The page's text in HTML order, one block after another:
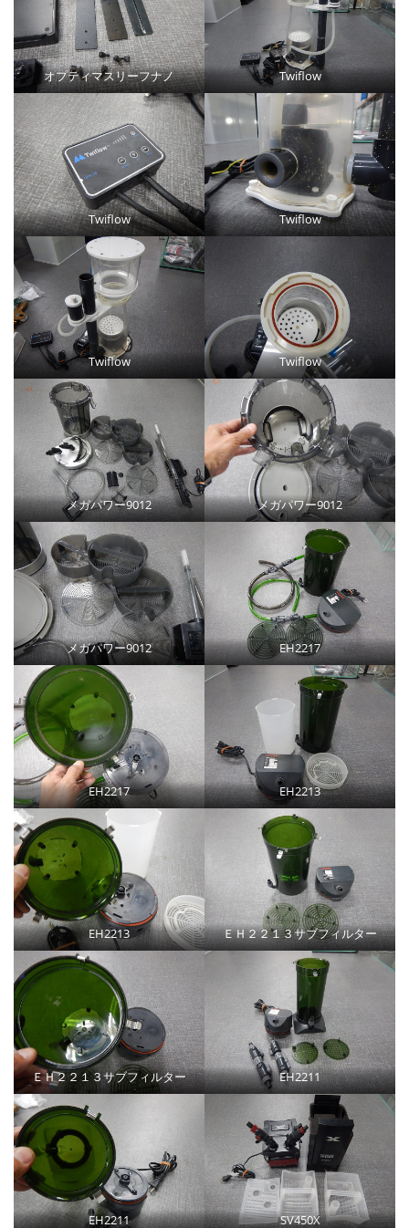
オプティマスリーフナノ Twiflow
Twiflow Twiflow
Twiflow Twiflow
メガパワー9012 メガパワー9012
メガパワー9012 EH2217
EH2217 EH2213
EH2213 ＥＨ２２１３サブフィルター
ＥＨ２２１３サブフィルター EH2211
EH2211 SV450X